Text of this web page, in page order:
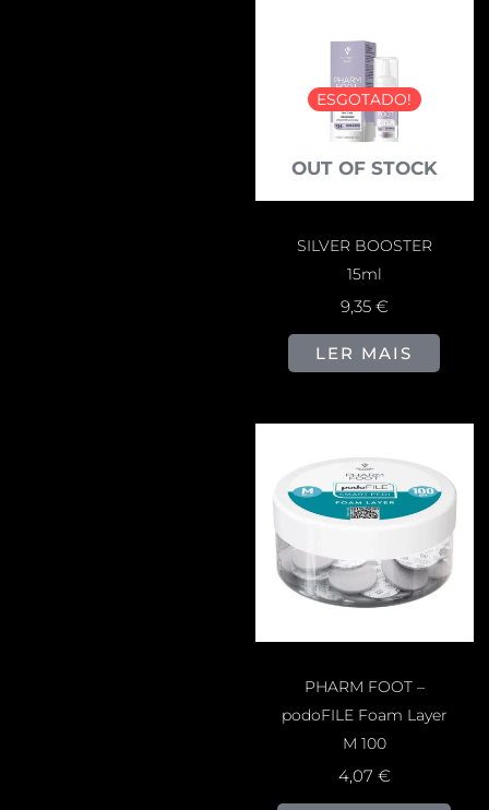
ESGOTADO!
OUT OF STOCK
SILVER BOOSTER
15ml
9,35 €
LER MAIS
PHARM FOOT –
podoFILE Foam Layer
M 100
4,07 €